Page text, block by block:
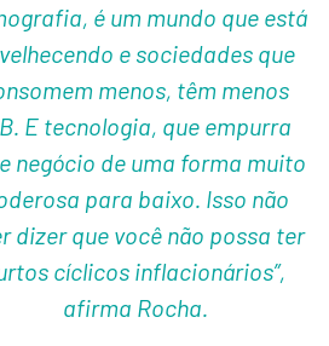
é um mundo que está
e sociedades que
menos, têm menos
E tecnologia, que empurra
negócio de uma forma muito
para baixo. Isso não
dizer que você não possa ter
cíclicos inflacionários”,
afirma Rocha.